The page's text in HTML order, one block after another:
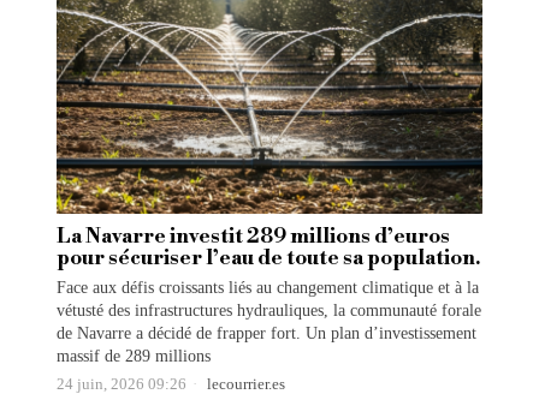
La Navarre investit 289 millions d’euros
pour sécuriser l’eau de toute sa population.
Face aux défis croissants liés au changement climatique et à la
vétusté des infrastructures hydrauliques, la communauté forale
de Navarre a décidé de frapper fort. Un plan d’investissement
massif de 289 millions
24 juin, 2026 09:26 lecourrier.es